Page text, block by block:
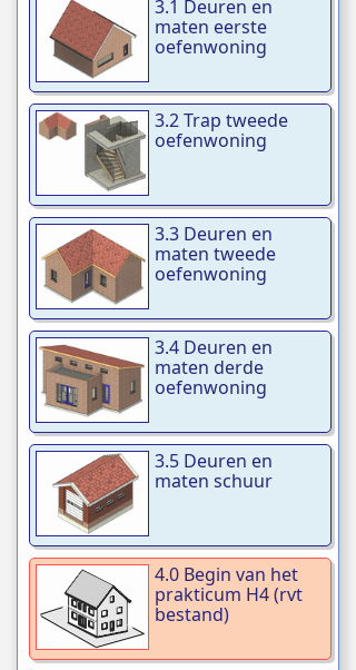
3.1 Deuren en
maten eerste
oefenwoning
3.2 Trap tweede
oefenwoning
3.3 Deuren en
maten tweede
oefenwoning
3.4 Deuren en
maten derde
oefenwoning
3.5 Deuren en
maten schuur
4.0 Begin van het
prakticum H4 (rvt
bestand)